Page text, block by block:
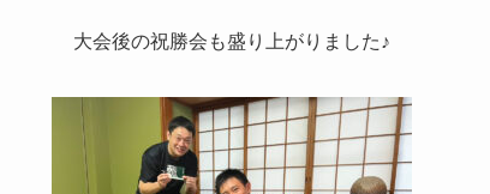
大会後の祝勝会も盛り上がりました♪